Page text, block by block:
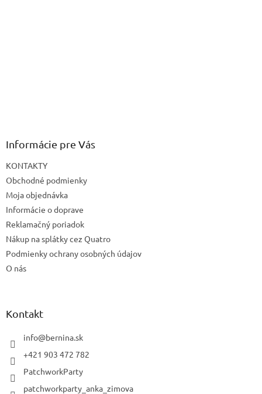
Informácie pre Vás
KONTAKTY
Obchodné podmienky
Moja objednávka
Informácie o doprave
Reklamačný poriadok
Nákup na splátky cez Quatro
Podmienky ochrany osobných údajov
O nás
Kontakt
info@bernina.sk
+421 903 472 782
PatchworkParty
patchworkparty_anka_zimova